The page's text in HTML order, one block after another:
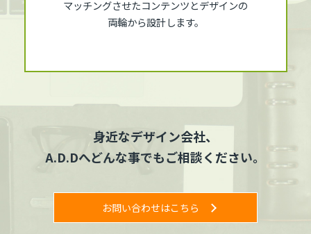
マッチングさせたコンテンツとデザインの
両輪から設計します。
身近なデザイン会社、
A.D.Dへどんな事でもご相談ください。
お問い合わせはこちら